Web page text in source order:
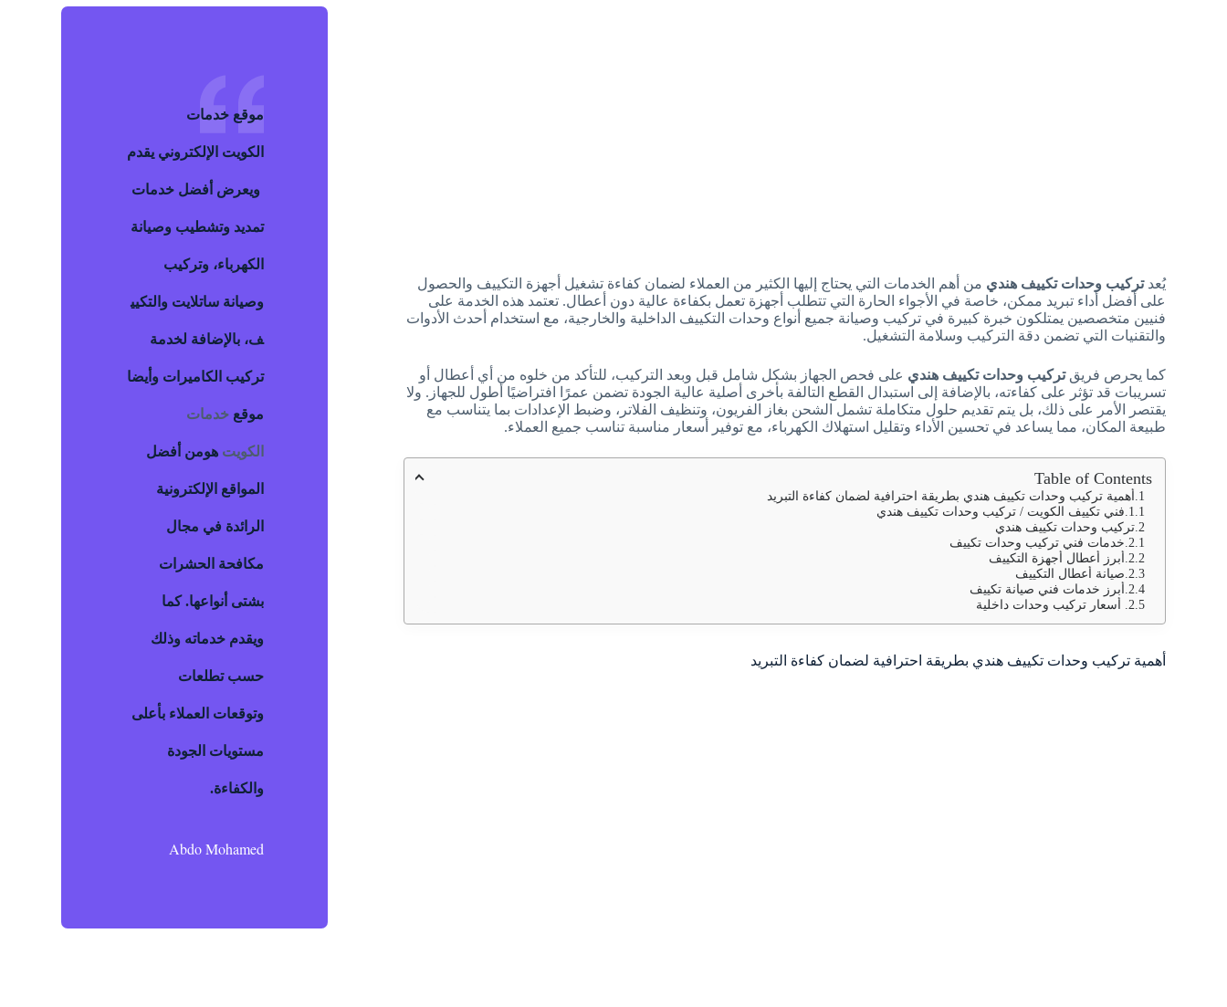
يُعدتركيب وحدات تكييف هندي من أهم الخدمات التي يحتاج إليها الكثير من العملاء لضمان كفاءة تشغيل أجهزة التكييف والحصول
على أفضل أداء تبريد ممكن، خاصة في الأجواء الحارة التي تتطلب أجهزة تعمل بكفاءة عالية دون أعطال. تعتمد هذه الخدمة على
فنيين متخصصين يمتلكون خبرة كبيرة في تركيب وصيانة جميع أنواع وحدات التكييف الداخلية والخارجية، مع استخدام أحدث الأدوات
والتقنيات التي تضمن دقة التركيب وسلامة التشغيل.
كما يحرص فريقتركيب وحدات تكييف هندي على فحص الجهاز بشكل شامل قبل وبعد التركيب، للتأكد من خلوه من أي أعطال أو
تسريبات قد تؤثر على كفاءته، بالإضافة إلى استبدال القطع التالفة بأخرى أصلية عالية الجودة تضمن عمرًا افتراضيًا أطول للجهاز. ولا
يقتصر الأمر على ذلك، بل يتم تقديم حلول متكاملة تشمل الشحن بغاز الفريون، وتنظيف الفلاتر، وضبط الإعدادات بما يتناسب مع
طبيعة المكان، مما يساعد في تحسين الأداء وتقليل استهلاك الكهرباء، مع توفير أسعار مناسبة تناسب جميع العملاء.
Table of Contents
أهمية تركيب وحدات تكييف هندي بطريقة احترافية لضمان كفاءة التبريد
فني تكييف الكويت / تركيب وحدات تكييف هندي
تركيب وحدات تكييف هندي
خدمات فني تركيب وحدات تكييف
أبرز أعطال أجهزة التكييف
صيانة أعطال التكييف
أبرز خدمات فني صيانة تكييف
أسعار تركيب وحدات داخلية
أهمية تركيب وحدات تكييف هندي بطريقة احترافية لضمان كفاءة التبريد
موقع خدمات
الكويت الإلكتروني يقدم
ويعرض أفضل خدمات
تمديد وتشطيب وصيانة
الكهرباء، وتركيب
وصيانة ساتلايت والتكيي
ف، بالإضافة لخدمة
تركيب الكاميرات وأيضا
موقعخدمات
الكويتهومن أفضل
المواقع الإلكترونية
الرائدة في مجال
مكافحة الحشرات
بشتى أنواعها. كما
ويقدم خدماته وذلك
حسب تطلعات
وتوقعات العملاء بأعلى
مستويات الجودة
والكفاءة.
Abdo Mohamed